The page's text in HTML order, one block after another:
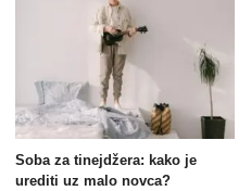
Soba za tinejdžera: kako je
urediti uz malo novca?